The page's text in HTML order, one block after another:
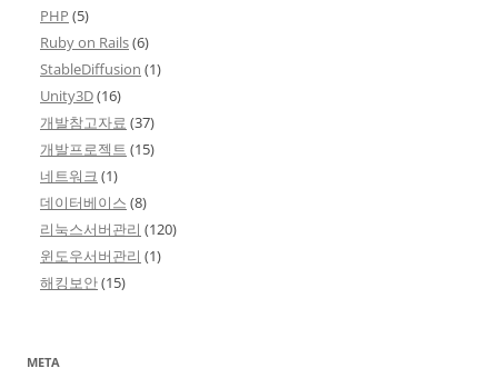
PHP (5)
Ruby on Rails(6)
StableDiffusion (1)
Unity3D(16)
개발참고자료 (37)
개발프로젝트 (15)
네트워크 (1)
데이터베이스 (8)
리눅스서버관리 (120)
윈도우서버관리 (1)
해킹보안(15)
META